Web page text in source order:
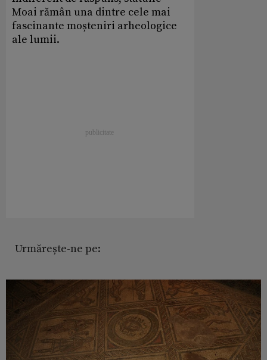
Moai rămân una dintre cele mai
fascinante moșteniri arheologice
ale lumii.
Urmărește-ne pe: